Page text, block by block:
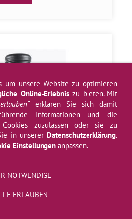
um unsere Website zu optimieren
Online-Erlebniszu bieten. Mit
erklären Sie sich damit
Informationen und die
zuzulassen oder sie zu
in unserer Datenschutzerklärung.
Einstellungen anpassen.
NOTWENDIGE
ERLAUBEN